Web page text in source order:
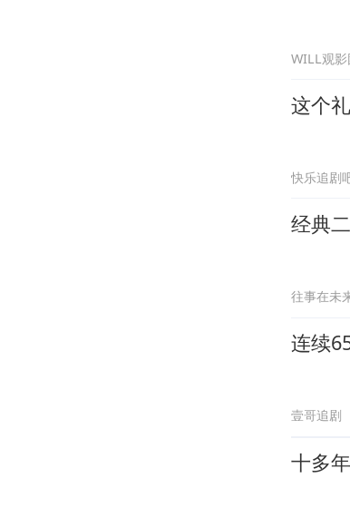
WILL观影
这个
快乐追剧
经典
往事在未
连续
壹哥追剧
十多